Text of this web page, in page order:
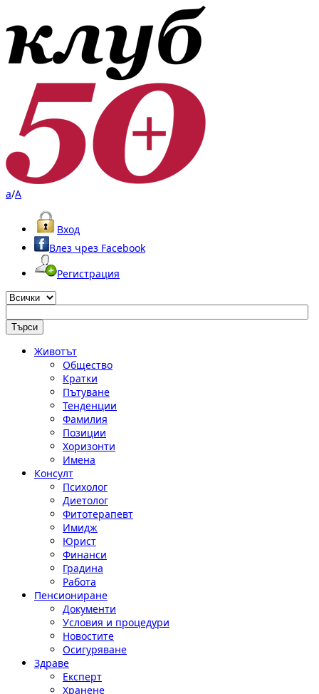
a/A
Вход
Влез чрез Facebook
Регистрация
Животът
Общество
Кратки
Пътуване
Тенденции
Фамилия
Позиции
Хоризонти
Имена
Консулт
Психолог
Диетолог
Фитотерапевт
Имидж
Юрист
Финанси
Градина
Работа
Пенсиониране
Документи
Условия и процедури
Новостите
Осигуряване
Здраве
Експерт
Хранене